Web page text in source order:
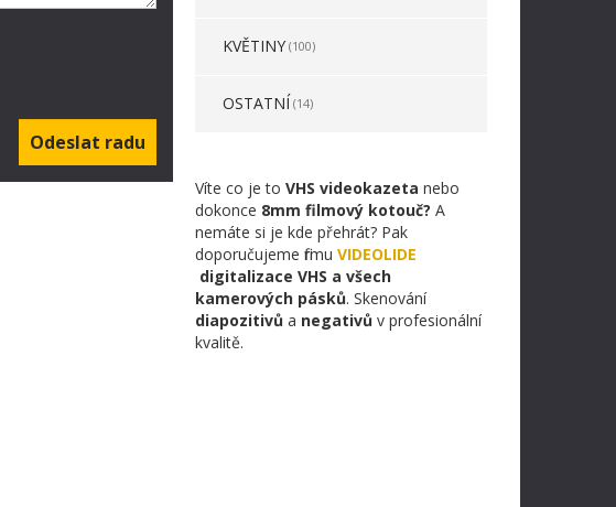
KVĚTINY (100)
OSTATNÍ (14)
Víte co je to VHS videokazeta nebo
dokonce 8mm filmový kotouč? A
nemáte si je kde přehrát? Pak
doporučujeme firmu VIDEOLIDE
digitalizace VHS a všech
kamerových pásků. Skenování
diapozitivů a negativů v profesionální
kvalitě.